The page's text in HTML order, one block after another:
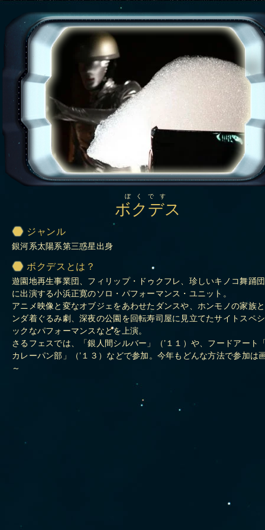
ぼくです
ボクデス
ジャンル
銀河系太陽系第三惑星出身
ボクデスとは？
遊園地再生事業団、フィリップ・ドゥクフレ、珍しいキノコ舞踊
に出演する小浜正寛のソロ・パフォーマンス・ユニット。
アニメ映像と変なオブジェをあわせたダンスや、ホンモノの家族
ンダ着ぐるみ劇、深夜の公園を回転寿司屋に見立てたサイトスペ
ックなパフォーマンスなどを上演。
さるフェスでは、「銀人間シルバー」（’１１）や、フードアート
カレーパン部」（’１３）などで参加。今年もどんな方法で参加は
～